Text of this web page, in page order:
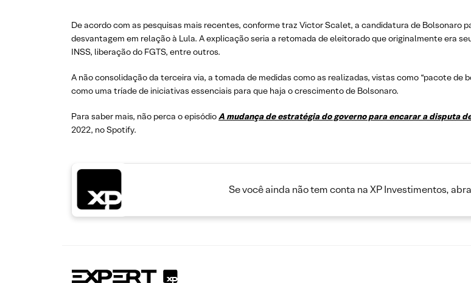
De acordo com as pesquisas mais recentes, conforme traz Victor Scalet, a candidatura de Bolsonaro
desvantagem em relação à Lula. A explicação seria a retomada de eleitorado que originalmente era
INSS, liberação do FGTS, entre outros.
A não consolidação da terceira via, a tomada de medidas como as realizadas, vistas como “pacote de
como uma tríade de iniciativas essenciais para que haja o crescimento de Bolsonaro.
Para saber mais, não perca o episódioA mudança de estratégia do governo para encarar a disputa
2022, no Spotify.
Se você ainda não tem conta na XP Investimentos,